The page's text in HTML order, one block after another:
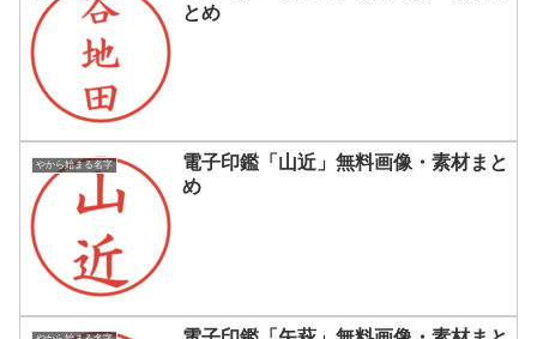
とめ
やから始まる名字
電子印鑑「山近」無料画像・素材まと
め